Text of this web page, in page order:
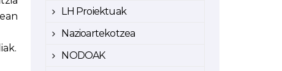
LH Proiektuak
Nazioartekotzea
NODOAK